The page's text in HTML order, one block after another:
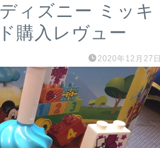
ィズニー ミッキ
購入レヴュー
2020年12月27日